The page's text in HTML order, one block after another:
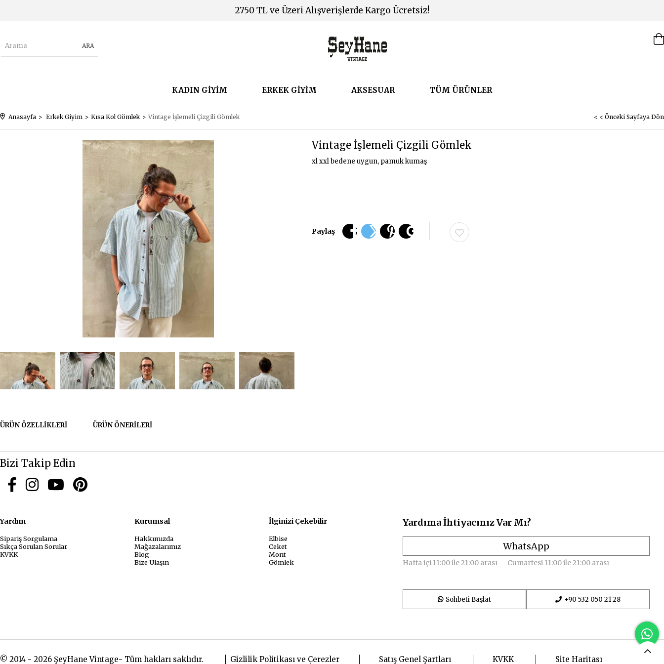
2750 TL ve Üzeri Alışverişlerde Kargo Ücretsiz!
KADIN GİYİM ERKEK GİYİM AKSESUAR TÜM ÜRÜNLER
Anasayfa Erkek Giyim Kısa Kol Gömlek Vintage İşlemeli Çizgili Gömlek < < Önceki Sayfaya Dön
Vintage İşlemeli Çizgili Gömlek
xl xxl bedene uygun, pamuk kumaş
Paylaş
ÜRÜN ÖZELLIKLERI ÜRÜN ÖNERILERI
Bizi Takip Edin
Yardım
Sipariş Sorgulama
Sıkça Sorulan Sorular
KVKK
Kurumsal
Hakkımızda
Mağazalarımız
Blog
Bize Ulaşın
İlginizi Çekebilir
Elbise
Ceket
Mont
Gömlek
Yardıma İhtiyacınız Var Mı?
WhatsApp
Hafta içi 11:00 ile 21:00 arası Cumartesi 11:00 ile 21:00 arası
Sohbeti Başlat +90 532 050 21 28
© 2014 - 2026 ŞeyHane Vintage- Tüm hakları saklıdır. Gizlilik Politikası ve Çerezler Satış Genel Şartları KVKK Site Haritası